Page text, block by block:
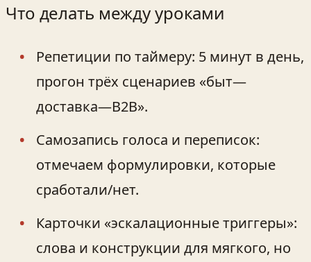
Что делать между уроками
Репетиции по таймеру: 5 минут в день,
прогон трёх сценариев «быт—
доставка—B2B».
Самозапись голоса и переписок:
отмечаем формулировки, которые
сработали/нет.
Карточки «эскалационные триггеры»:
слова и конструкции для мягкого, но